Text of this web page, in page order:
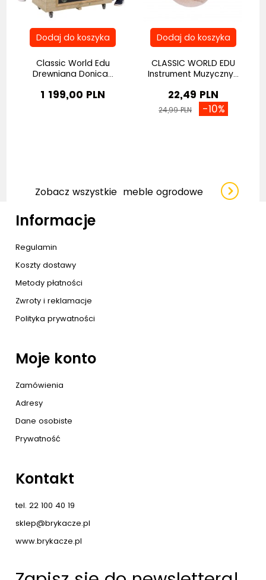
Classic World Edu
Drewniana Donica...
1 199,00 PLN
CLASSIC WORLD EDU
Instrument Muzyczny...
22,49 PLN
24,99 PLN -10%
Zobacz wszystkie meble ogrodowe
Informacje
Regulamin
Koszty dostawy
Metody płatności
Zwroty i reklamacje
Polityka prywatności
Moje konto
Zamówienia
Adresy
Dane osobiste
Prywatność
Kontakt
tel. 22 100 40 19
sklep@brykacze.pl
www.brykacze.pl